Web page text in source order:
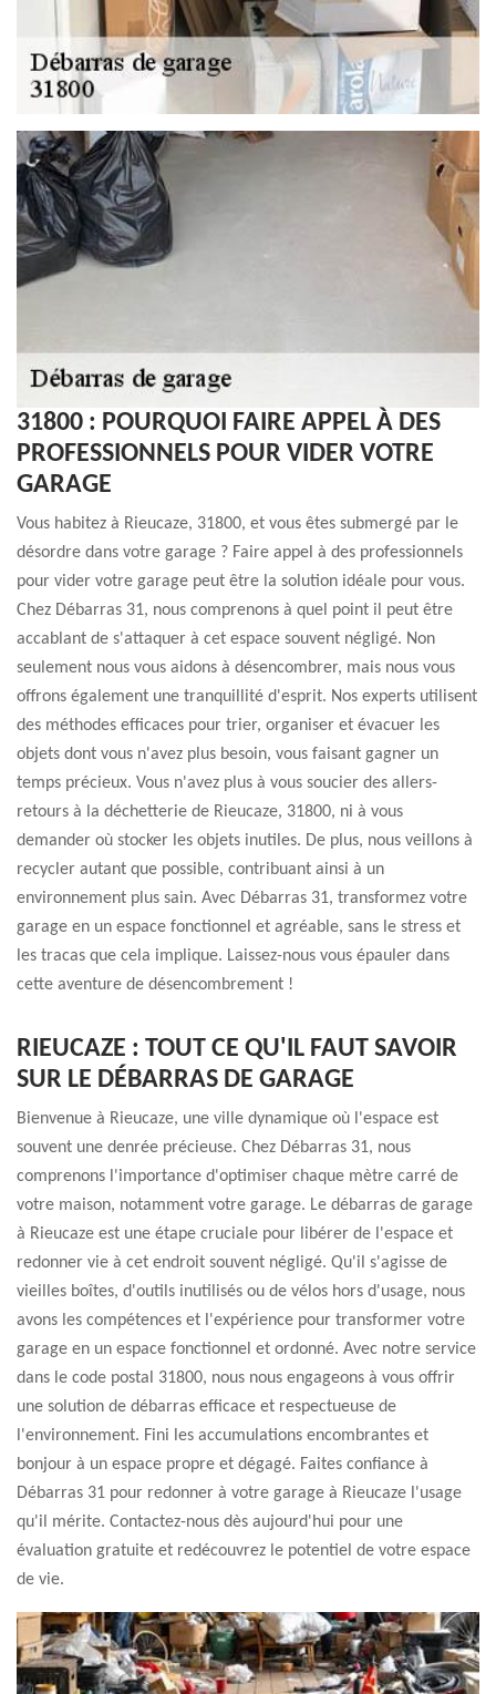
31800 : POURQUOI FAIRE APPEL À DES
PROFESSIONNELS POUR VIDER VOTRE
GARAGE
Vous habitez à Rieucaze, 31800, et vous êtes submergé par le
désordre dans votre garage ? Faire appel à des professionnels
pour vider votre garage peut être la solution idéale pour vous.
Chez Débarras 31, nous comprenons à quel point il peut être
accablant de s'attaquer à cet espace souvent négligé. Non
seulement nous vous aidons à désencombrer, mais nous vous
offrons également une tranquillité d'esprit. Nos experts utilisent
des méthodes efficaces pour trier, organiser et évacuer les
objets dont vous n'avez plus besoin, vous faisant gagner un
temps précieux. Vous n'avez plus à vous soucier des allers-
retours à la déchetterie de Rieucaze, 31800, ni à vous
demander où stocker les objets inutiles. De plus, nous veillons à
recycler autant que possible, contribuant ainsi à un
environnement plus sain. Avec Débarras 31, transformez votre
garage en un espace fonctionnel et agréable, sans le stress et
les tracas que cela implique. Laissez-nous vous épauler dans
cette aventure de désencombrement !
RIEUCAZE : TOUT CE QU'IL FAUT SAVOIR
SUR LE DÉBARRAS DE GARAGE
Bienvenue à Rieucaze, une ville dynamique où l'espace est
souvent une denrée précieuse. Chez Débarras 31, nous
comprenons l'importance d'optimiser chaque mètre carré de
votre maison, notamment votre garage. Le débarras de garage
à Rieucaze est une étape cruciale pour libérer de l'espace et
redonner vie à cet endroit souvent négligé. Qu'il s'agisse de
vieilles boîtes, d'outils inutilisés ou de vélos hors d'usage, nous
avons les compétences et l'expérience pour transformer votre
garage en un espace fonctionnel et ordonné. Avec notre service
dans le code postal 31800, nous nous engageons à vous offrir
une solution de débarras efficace et respectueuse de
l'environnement. Fini les accumulations encombrantes et
bonjour à un espace propre et dégagé. Faites confiance à
Débarras 31 pour redonner à votre garage à Rieucaze l'usage
qu'il mérite. Contactez-nous dès aujourd'hui pour une
évaluation gratuite et redécouvrez le potentiel de votre espace
de vie.